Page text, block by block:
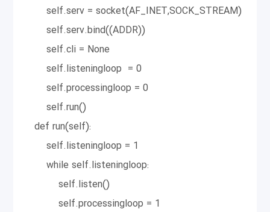
self.serv = socket(AF_INET,SOCK_STREAM)
self.serv.bind((ADDR))
self.cli = None
self.listeningloop = 0
self.processingloop = 0
self.run()
def run(self):
self.listeningloop = 1
while self.listeningloop:
self.listen()
self.processingloop = 1